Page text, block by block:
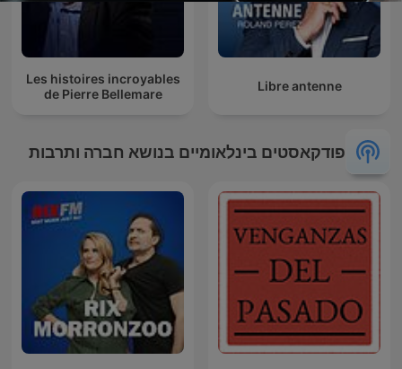
Libre antenne
Les histoires incroyables
de Pierre Bellemare
פודקאסטים בינלאומיים בנושא חברה ותרבות